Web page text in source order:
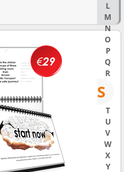
L
M
N
O
P
Q
R
S
T
U
V
W
X
Y